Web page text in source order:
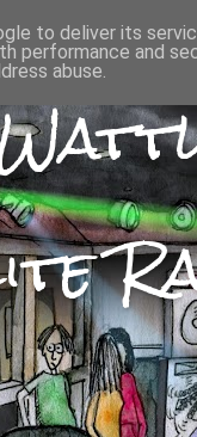
to deliver its
performance and
abuse.